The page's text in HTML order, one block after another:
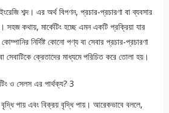
শব্দ। এর অর্থ বিপণন, প্রচার-প্রচারণা বা ব্যবসার
সহজ কথায়, মার্কেটিং হচ্ছে এমন একটি প্রক্রিয়া যার
নির্দিষ্ট কোনো পণ্য বা সেবার প্রচার-প্রচারণা
সেবাটিকে ক্রেতাদের মাধ্যমে পরিচিত করে তোলা হয়।
পায় এবং বিক্রয় বৃদ্ধি পায়। আরেকভাবে বললে,